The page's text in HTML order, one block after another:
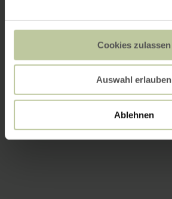
Cookies zulassen
Auswahl erlauben
Ablehnen